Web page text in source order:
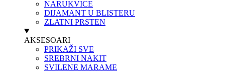
NARUKVICE
DIJAMANT U BLISTERU
ZLATNI PRSTEN
AKSESOARI
PRIKAŽI SVE
SREBRNI NAKIT
SVILENE MARAME